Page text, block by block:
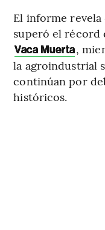
El informe
superó el récord
Vaca Muerta,
la agroindustrial
continúan por
históricos.